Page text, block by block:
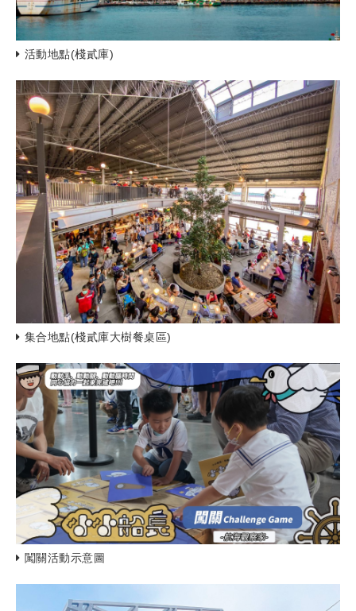
活動地點(棧貳庫)
集合地點(棧貳庫大樹餐桌區)
闖關活動示意圖